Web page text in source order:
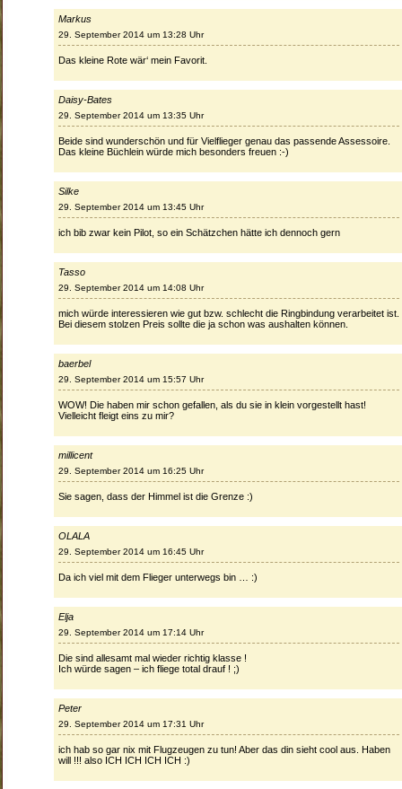
Markus
29. September 2014 um 13:28 Uhr
Das kleine Rote wär‘ mein Favorit.
Daisy-Bates
29. September 2014 um 13:35 Uhr
Beide sind wunderschön und für Vielflieger genau das passende Assessoire.
Das kleine Büchlein würde mich besonders freuen :-)
Silke
29. September 2014 um 13:45 Uhr
ich bib zwar kein Pilot, so ein Schätzchen hätte ich dennoch gern
Tasso
29. September 2014 um 14:08 Uhr
mich würde interessieren wie gut bzw. schlecht die Ringbindung verarbeitet ist.
Bei diesem stolzen Preis sollte die ja schon was aushalten können.
baerbel
29. September 2014 um 15:57 Uhr
WOW! Die haben mir schon gefallen, als du sie in klein vorgestellt hast!
Vielleicht fleigt eins zu mir?
millicent
29. September 2014 um 16:25 Uhr
Sie sagen, dass der Himmel ist die Grenze :)
OLALA
29. September 2014 um 16:45 Uhr
Da ich viel mit dem Flieger unterwegs bin … :)
Elja
29. September 2014 um 17:14 Uhr
Die sind allesamt mal wieder richtig klasse !
Ich würde sagen – ich fliege total drauf ! ;)
Peter
29. September 2014 um 17:31 Uhr
ich hab so gar nix mit Flugzeugen zu tun! Aber das din sieht cool aus. Haben
will !!! also ICH ICH ICH ICH :)